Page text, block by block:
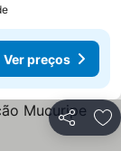
Ver preços
Partilhar